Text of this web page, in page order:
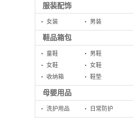
服装配饰
女装 男装
鞋品箱包
童鞋
男鞋
女鞋
女鞋
收纳箱
鞋垫
母婴用品
洗护用品 日常防护